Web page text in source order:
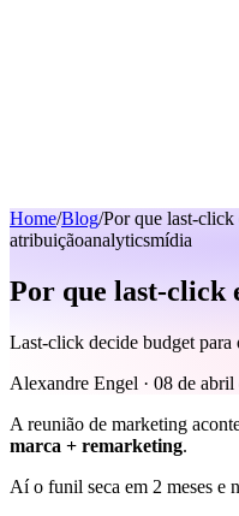
Home/Blog/Por que last-click
atribuiçãoanalyticsmídia
Por que last-click
Last-click decide budget para
Alexandre Engel · 08 de abril
A reunião de marketing
marca + remarketing.
Aí o funil seca em 2 meses e